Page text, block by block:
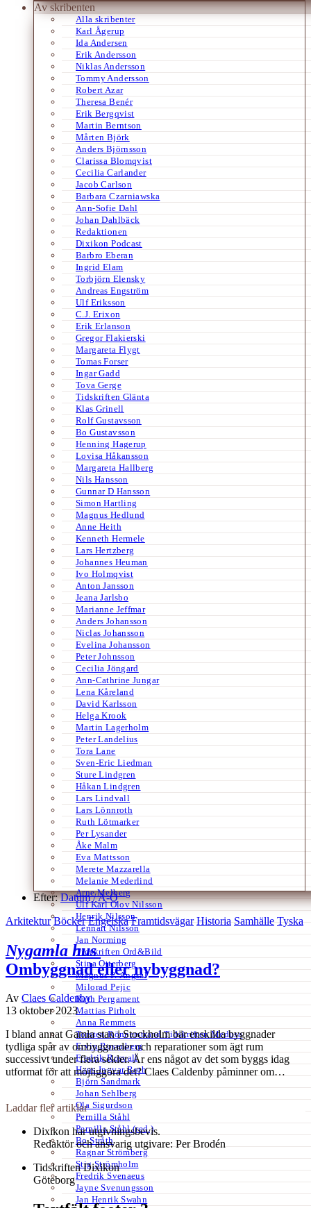
Av skribenten
Alla skribenter
Karl Ågerup
Ida Andersen
Erik Andersson
Niklas Andersson
Tommy Andersson
Robert Azar
Theresa Benér
Erik Bergqvist
Martin Berntson
Mårten Björk
Anders Björnsson
Clarissa Blomqvist
Cecilia Carlander
Jacob Carlson
Barbara Czarniawska
Ann-Sofie Dahl
Johan Dahlbäck
Redaktionen
Dixikon Podcast
Barbro Eberan
Ingrid Elam
Torbjörn Elensky
Andreas Engström
Ulf Eriksson
C.J. Erixon
Erik Erlanson
Gregor Flakierski
Margareta Flygt
Tomas Forser
Ingar Gadd
Tova Gerge
Tidskriften Glänta
Klas Grinell
Rolf Gustavsson
Bo Gustavsson
Henning Hagerup
Lovisa Håkansson
Margareta Hallberg
Nils Hansson
Gunnar D Hansson
Simon Hartling
Magnus Hedlund
Anne Heith
Kenneth Hermele
Lars Hertzberg
Johannes Heuman
Ivo Holmqvist
Anton Jansson
Jeana Jarlsbo
Marianne Jeffmar
Anders Johansson
Niclas Johansson
Evelina Johansson
Peter Johnsson
Cecilia Jöngard
Ann-Cathrine Jungar
Lena Kåreland
David Karlsson
Helga Krook
Martin Lagerholm
Peter Landelius
Tora Lane
Sven-Eric Liedman
Sture Lindgren
Håkan Lindgren
Lars Lindvall
Lars Lönnroth
Ruth Lötmarker
Per Lysander
Åke Malm
Eva Mattsson
Merete Mazzarella
Melanie Mederlind
Arne Melberg
Ulf Karl Olov Nilsson
Henrik Nilsson
Lennart Nilsson
Jan Norming
Tidskriften Ord&Bild
Stina Otterberg
Magnus P. Ängsal
Milorad Pejic
Ruth Pergament
Mattias Pirholt
Anna Remmets
Torsten Rönnerstrand Tidskriften Medusa
Ervin Rosenberg
Fredrik Rosvall
Hans-Ingvar Roth
Björn Sandmark
Johan Sehlberg
Ola Sigurdson
Pernilla Ståhl
Pernilla Ståhl (red.)
Bo Stråth
Ragnar Strömberg
Stig Strömholm
Fredrik Svenaeus
Jayne Svenungsson
Jan Henrik Swahn
Efter:Datum /A-Ö
Arkitektur Böcker Engelska Framtidsvägar Historia Samhälle Tyska
Nygamla hus
Ombyggnad eller nybyggnad?
Av Claes Caldenby
13 oktober 2023
I bland annat Gamla stan i Stockholm bär enskilda byggnader
tydliga spår av ombyggnader och reparationer som ägt rum
successivt under flera sekler. Är ens något av det som byggs idag
utformat för att möjliggöra det? Claes Caldenby påminner om…
Laddar fler artiklar
Dixikon har utgivningsbevis.
Redaktör och ansvarig utgivare: Per Brodén
Tidskriften Dixikon
Göteborg